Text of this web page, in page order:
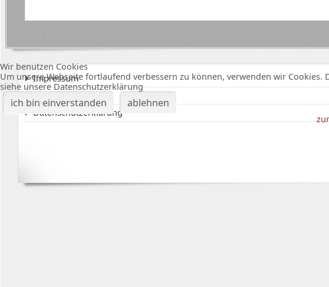
Impressum
Karte Bürgerhalle
Datenschutzerklärung
Wir benutzen Cookies
Um unsere Webseite fortlaufend verbessern zu können, verwenden wir
siehe unsere Datenschutzerklärung
ich bin einverstanden ablehnen